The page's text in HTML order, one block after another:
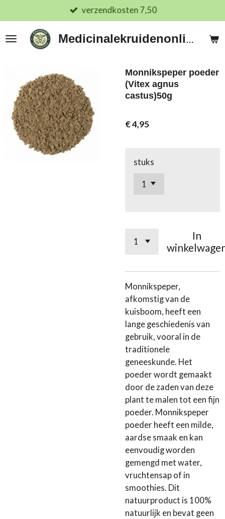
direct
naar
Medicinalekruidenonline.nl
verzendkosten 7,50
Monnikspeper poeder
(Vitex agnus
castus)50g
€ 4,95
stuks
In
Monnikspeper,
afkomstig van de
kuisboom, heeft een
lange geschiedenis van
gebruik, vooral in de
traditionele
geneeskunde. Het
poeder wordt gemaakt
door de zaden van deze
plant te malen tot een fijn
poeder. Monnikspeper
poeder heeft een milde,
aardse smaak en kan
eenvoudig worden
gemengd met water,
vruchtensap of in
smoothies. Dit
natuurproduct is 100%
natuurlijk en bevat geen